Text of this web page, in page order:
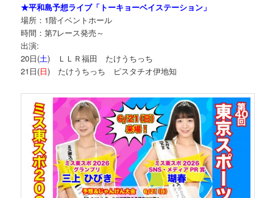
★平和島予想ライブ「トーキョーベイステーション」
場所：1階イベントホール
時間：第7レース発売～
出演:
20日(土) ＬＬＲ福田 たけうちっち
21日(日) たけうちっち ピスタチオ伊地知